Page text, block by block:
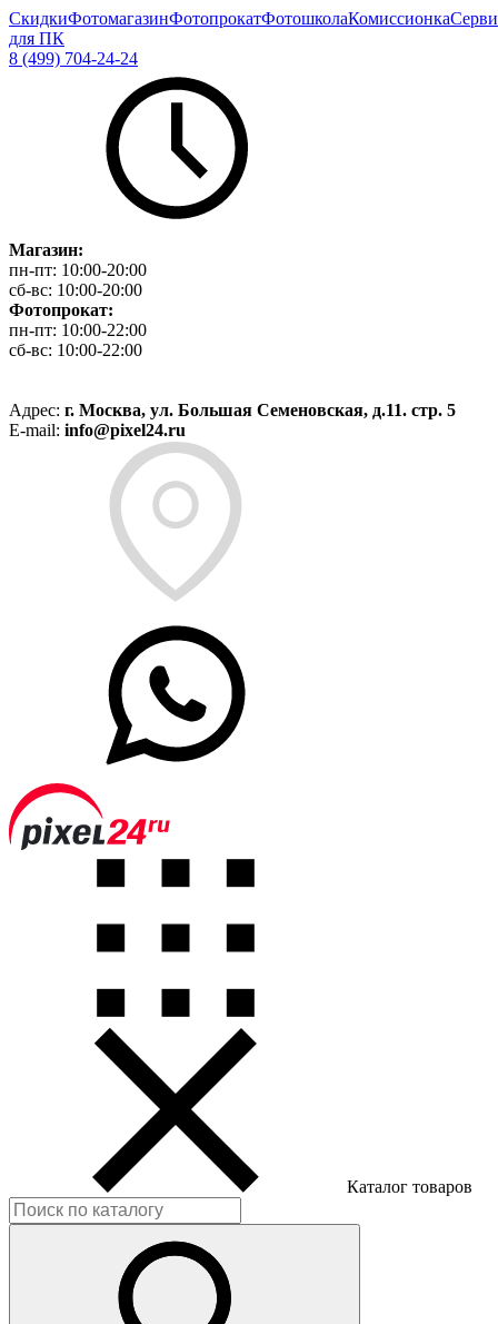
СкидкиФотомагазинФотопрокатФотошколаКомиссионка
для ПК
8 (499) 704-24-24
Магазин:
пн-пт: 10:00-20:00
сб-вс: 10:00-20:00
Фотопрокат:
пн-пт: 10:00-22:00
сб-вс: 10:00-22:00
Адрес: г. Москва, ул. Большая Семеновская, д.11. стр. 5
E-mail: info@pixel24.ru
Каталог товаров